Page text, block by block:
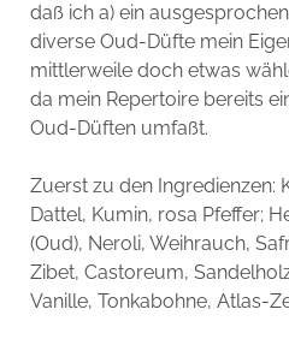
daß ich a) ein
diverse Oud-Düfte mein
mittlerweile doch etwas
da mein Repertoire bereits
Oud-Düften umfaßt.
Zuerst zu den Ingredienzen:
Dattel, Kumin, rosa Pfeffer;
(Oud), Neroli, Weihrauch,
Zibet, Castoreum,
Vanille, Tonkabohne, Atlas-